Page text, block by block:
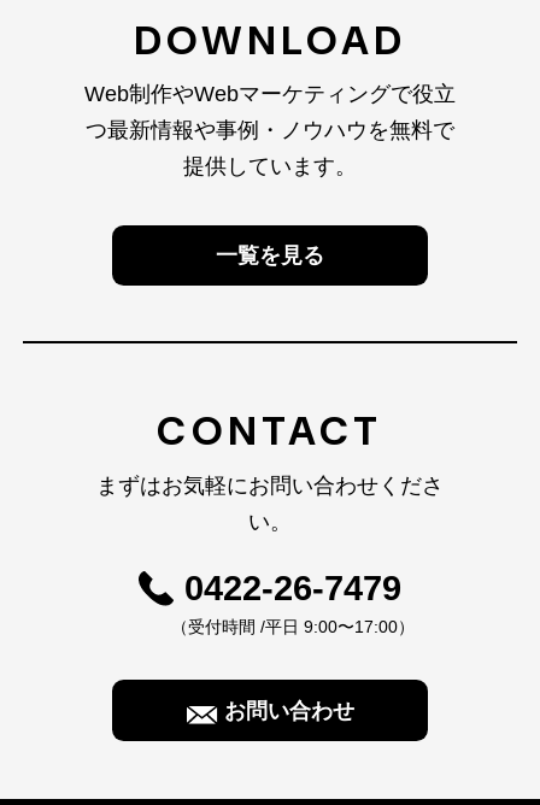
DOWNLOAD
Web制作やWebマーケティングで役立
つ最新情報や事例・ノウハウを無料で
提供しています。
一覧を見る
CONTACT
まずはお気軽にお問い合わせくださ
い。
0422-26-7479
（受付時間 /平日 9:00〜17:00）
お問い合わせ